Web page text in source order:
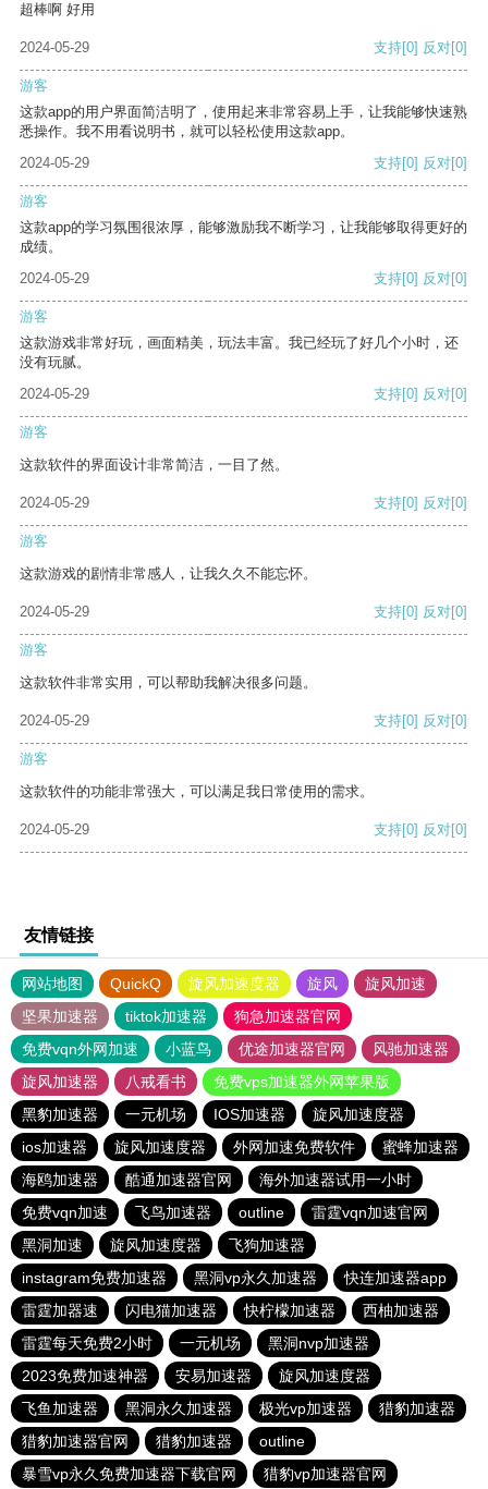
超棒啊 好用
2024-05-29 支持[0] 反对[0]
游客
这款app的用户界面简洁明了，使用起来非常容易上手，让我能够快速熟
悉操作。我不用看说明书，就可以轻松使用这款app。
2024-05-29
支持[0] 反对[0]
游客
这款app的学习氛围很浓厚，能够激励我不断学习，让我能够取得更好的
成绩。
2024-05-29
支持[0] 反对[0]
游客
这款游戏非常好玩，画面精美，玩法丰富。我已经玩了好几个小时，还
没有玩腻。
2024-05-29
支持[0] 反对[0]
游客
这款软件的界面设计非常简洁，一目了然。
2024-05-29 支持[0] 反对[0]
游客
这款游戏的剧情非常感人，让我久久不能忘怀。
2024-05-29 支持[0] 反对[0]
游客
这款软件非常实用，可以帮助我解决很多问题。
2024-05-29 支持[0] 反对[0]
游客
这款软件的功能非常强大，可以满足我日常使用的需求。
2024-05-29 支持[0] 反对[0]
友情链接
网站地图 QuickQ 旋风加速度器 旋风
旋风加速
坚果加速器
tiktok加速器
狗急加速器官网
免费vqn外网加速
小蓝鸟 优途加速器官网
风驰加速器
旋风加速器
八戒看书
免费vps加速器外网苹果版
黑豹加速器
一元机场 IOS加速器
旋风加速度器
ios加速器
旋风加速度器 外网加速免费软件
蜜蜂加速器
海鸥加速器
酷通加速器官网
海外加速器试用一小时
免费vqn加速
飞鸟加速器 outline
雷霆vqn加速官网
黑洞加速
旋风加速度器
飞狗加速器
instagram免费加速器
黑洞vp永久加速器
快连加速器app
雷霆加器速
闪电猫加速器 快柠檬加速器
西柚加速器
雷霆每天免费2小时
一元机场
黑洞nvp加速器
2023免费加速神器
安易加速器
旋风加速度器
飞鱼加速器
黑洞永久加速器 极光vp加速器
猎豹加速器
猎豹加速器官网
猎豹加速器
outline
暴雪vp永久免费加速器下载官网
猎豹vp加速器官网